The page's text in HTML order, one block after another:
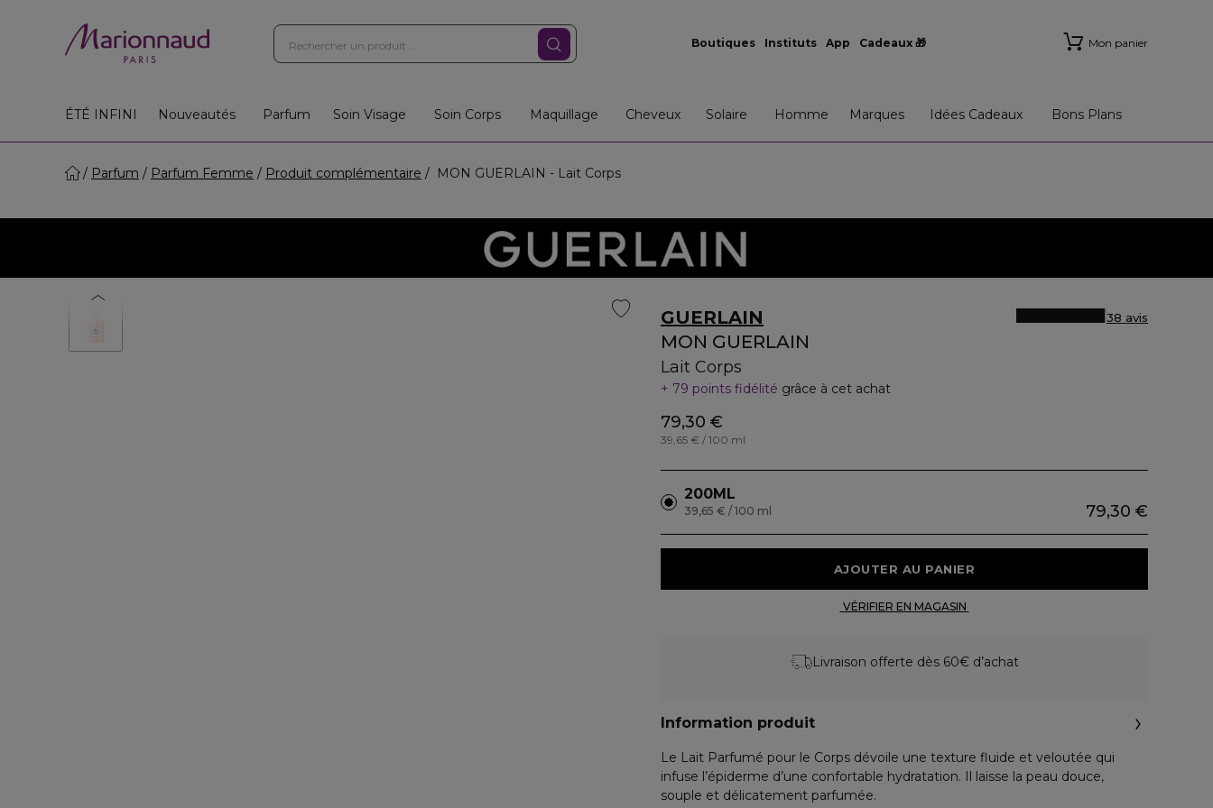
Boutiques Instituts App Cadeaux 🎁 Mon panier
ÉTÉ INFINI Nouveautés Parfum Soin Visage Soin Corps Maquillage Cheveux Solaire Homme Marques Idées Cadeaux Bons Plans
Parfum Parfum Femme Produit complémentaire MON GUERLAIN - Lait Corps
GUERLAIN
MON GUERLAIN
Lait Corps
38 avis
79 points fidélité grâce à cet achat
79,30 €
39,65 € / 100 ml
200ML
79,30 €
39,65 € / 100 ml
Livraison offerte dès 60€ d’achat
Information produit
Le Lait Parfumé pour le Corps dévoile une texture fluide et veloutée qui
infuse l’épiderme d’une confortable hydratation. Il laisse la peau douce,
souple et délicatement parfumée.